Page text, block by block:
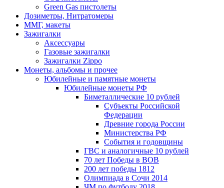
Green Gas пистолеты
Дозиметры, Нитратомеры
ММГ, макеты
Зажигалки
Аксессуары
Газовые зажигалки
Зажигалки Zippo
Монеты, альбомы и прочее
Юбилейные и памятные монеты
Юбилейные монеты РФ
Биметаллические 10 рублей
Субъекты Российской
Федерации
Древние города России
Министерства РФ
События и годовщины
ГВС и аналогичные 10 рублей
70 лет Победы в ВОВ
200 лет победы 1812
Олимпиада в Сочи 2014